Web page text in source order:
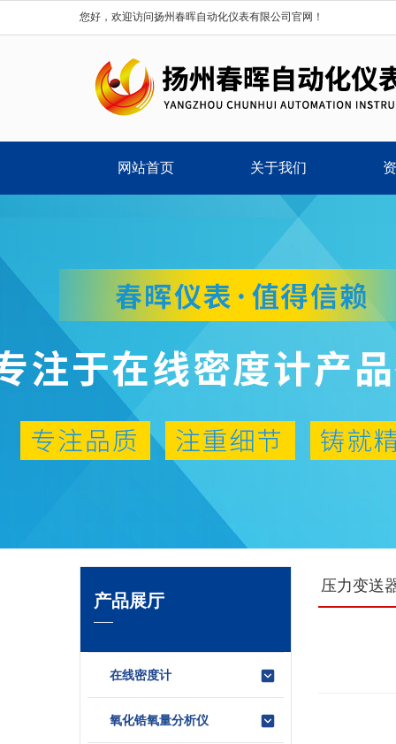
您好，欢迎访问扬州春晖自动化仪表有限公司官网！
网站首页 关于我们
产品展厅
在线密度计
氧化锆氧量分析仪
压力变送